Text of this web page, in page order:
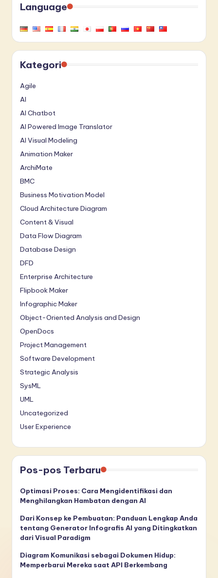
Language
Kategori
Agile
AI
AI Chatbot
AI Powered Image Translator
AI Visual Modeling
Animation Maker
ArchiMate
BMC
Business Motivation Model
Cloud Architecture Diagram
Content & Visual
Data Flow Diagram
Database Design
DFD
Enterprise Architecture
Flipbook Maker
Infographic Maker
Object-Oriented Analysis and Design
OpenDocs
Project Management
Software Development
Strategic Analysis
SysML
UML
Uncategorized
User Experience
Pos-pos Terbaru
Optimasi Proses: Cara Mengidentifikasi dan
Menghilangkan Hambatan dengan AI
Dari Konsep ke Pembuatan: Panduan Lengkap Anda
tentang Generator Infografis AI yang Ditingkatkan
dari Visual Paradigm
Diagram Komunikasi sebagai Dokumen Hidup:
Memperbarui Mereka saat API Berkembang